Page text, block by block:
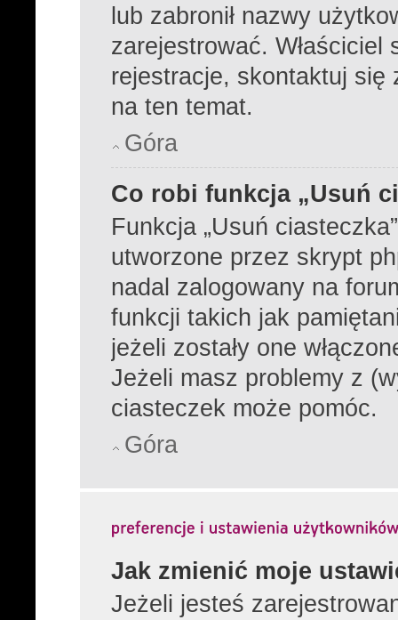
lub zabronił nazwy
zarejestrować. Właściciel
rejestracje, skontaktuj się
na ten temat.
Góra
Co robi funkcja „Usuń
Funkcja „Usuń
utworzone przez skrypt
nadal zalogowany na
funkcji takich jak
jeżeli zostały one
Jeżeli masz problemy z
ciasteczek może pomóc.
Góra
Jak zmienić moje
Jeżeli jesteś